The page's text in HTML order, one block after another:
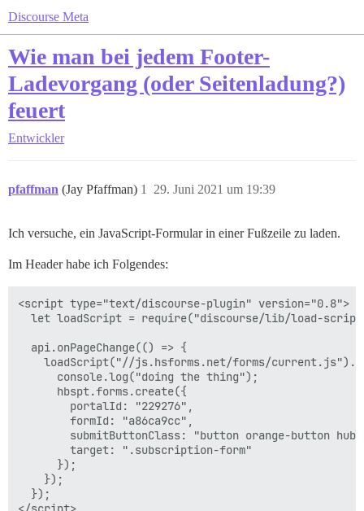
Discourse Meta
Wie man bei jedem Footer-
Ladevorgang (oder Seitenladung?)
feuert
Entwickler
pfaffman (Jay Pfaffman) 29. Juni 2021 um 19:39
1
Ich versuche, ein JavaScript-Formular in einer Fußzeile zu laden.
Im Header habe ich Folgendes:
<script type="text/discourse-plugin" version="0.8">
let loadScript = require("discourse/lib/load-
  api.onPageChange(() => {
loadScript("//js.hsforms.net/forms/
      console.log("doing the thing");
      hbspt.forms.create({
        portalId: "229276",
        formId: "a86ca9cc",
submitButtonClass: "button orange-button
        target: ".subscription-form"
      });
    });
  });